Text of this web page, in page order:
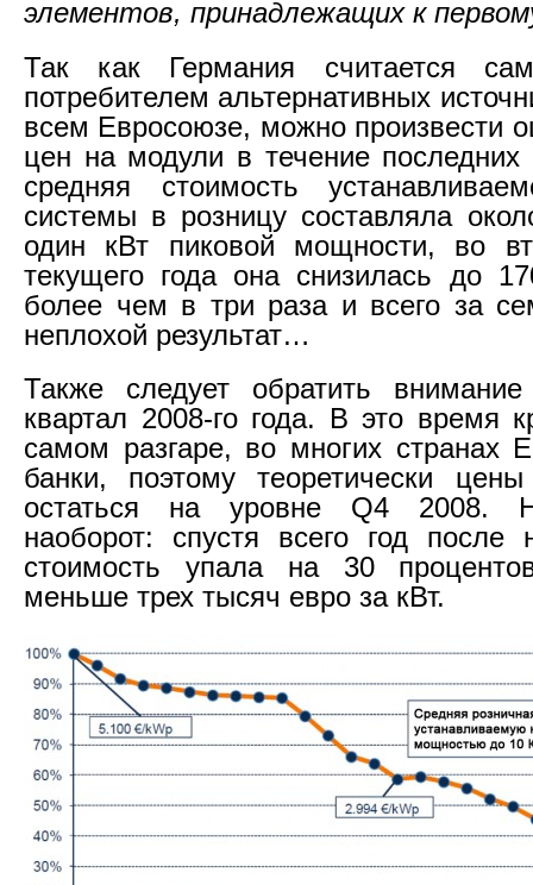
элементов, принадлежащих к
Так как Германия считается
потребителем альтернативных
всем Евросоюзе, можно произвести
цен на модули в течение
средняя стоимость
системы в розницу составляла
один кВт пиковой мощности, во
текущего года она снизилась до
более чем в три раза и всего за
неплохой результат…
Также следует обратить
квартал 2008-го года. В это время
самом разгаре, во многих странах
банки, поэтому теоретически
остаться на уровне Q4 2008.
наоборот: спустя всего год после
стоимость упала на 30
меньше трех тысяч евро за кВт.